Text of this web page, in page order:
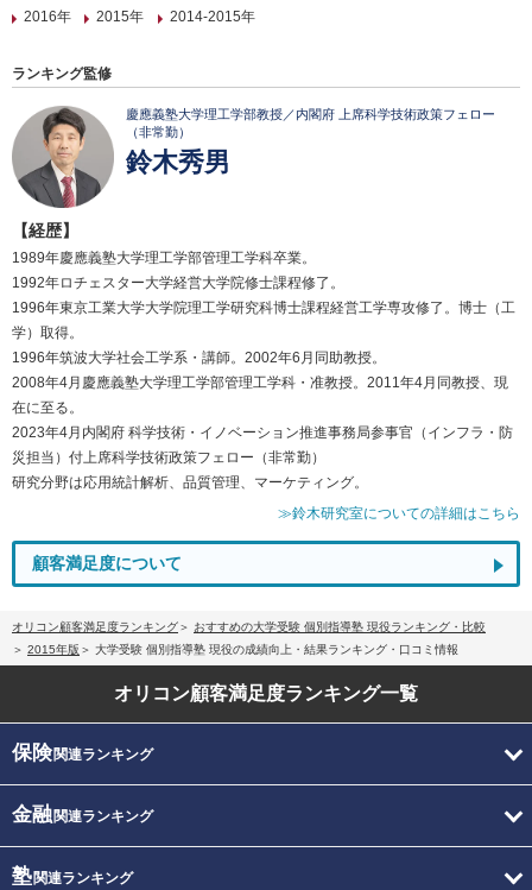
2016年
2015年 2014-2015年
ランキング監修
慶應義塾大学理工学部教授／内閣府 上席科学技術政策フェロー
（非常勤）
鈴木秀男
【経歴】
1989年慶應義塾大学理工学部管理工学科卒業。
1992年ロチェスター大学経営大学院修士課程修了。
1996年東京工業大学大学院理工学研究科博士課程経営工学専攻修了。博士（工
学）取得。
1996年筑波大学社会工学系・講師。2002年6月同助教授。
2008年4月慶應義塾大学理工学部管理工学科・准教授。2011年4月同教授、現
在に至る。
2023年4月内閣府 科学技術・イノベーション推進事務局参事官（インフラ・防
災担当）付上席科学技術政策フェロー（非常勤）
研究分野は応用統計解析、品質管理、マーケティング。
≫鈴木研究室についての詳細はこちら
顧客満足度について
オリコン顧客満足度ランキング
おすすめの大学受験 個別指導塾 現役ランキング・比較
2015年版
大学受験 個別指導塾 現役の成績向上・結果ランキング・口コミ情報
オリコン顧客満足度ランキング一覧
保険関連ランキング
金融関連ランキング
塾関連ランキング